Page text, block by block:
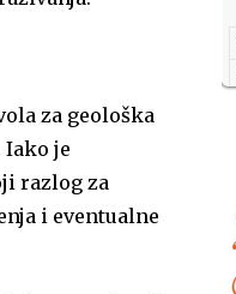
za geološka
je
razlog za
i eventualne